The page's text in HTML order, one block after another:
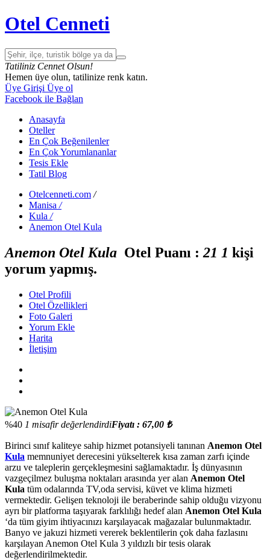
Otel Cenneti
Tatiliniz Cennet Olsun!
Hemen üye olun, tatilinize renk katın.
Üye Girişi Üye ol
Facebook ile Bağlan
Anasayfa
Oteller
En Çok Beğenilenler
En Çok Yorumlananlar
Tesis Ekle
Tatil Blog
Otelcenneti.com /
Manisa /
Kula /
Anemon Otel Kula
Anemon Otel Kula Otel Puanı : 21 1 kişi
yorum yapmış.
Otel Profili
Otel Özellikleri
Foto Galeri
Yorum Ekle
Harita
İletişim
%40 1 misafir değerlendirdiFiyatı : 67,00 ₺
Birinci sınıf kaliteye sahip hizmet potansiyeli tanınan Anemon Otel
Kula memnuniyet derecesini yükselterek kısa zaman zarfı içinde
arzu ve taleplerin gerçekleşmesini sağlamaktadır. İş dünyasının
vazgeçilmez buluşma noktaları arasında yer alan Anemon Otel
Kula tüm odalarında TV,oda servisi, küvet ve klima hizmeti
vermektedir. Gelişen teknoloji ile beraberinde sahip olduğu vizyonu
ayrı bir platforma taşıyarak farklılığı hedef alan Anemon Otel Kula
‘da tüm giyim ihtiyacınızı karşılayacak mağazalar bulunmaktadır.
Banyo ve jakuzi hizmeti vererek beklentilerin çok daha fazlasını
karşılayan Anemon Otel Kula 3 yıldızlı bir tesis olarak
değerlendirilmektedir.